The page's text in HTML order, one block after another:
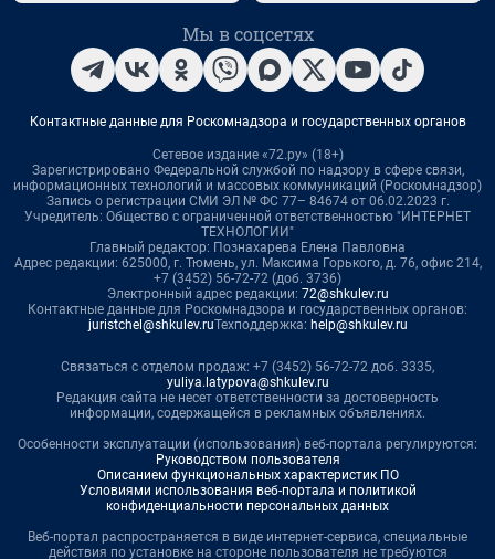
Мы в соцсетях
Контактные данные для Роскомнадзора и государственных органов
Сетевое издание «72.ру» (18+)
Зарегистрировано Федеральной службой по надзору в сфере связи,
информационных технологий и массовых коммуникаций (Роскомнадзор)
Запись о регистрации СМИ ЭЛ № ФС 77– 84674 от 06.02.2023 г.
Учредитель: Общество с ограниченной ответственностью "ИНТЕРНЕТ
ТЕХНОЛОГИИ"
Главный редактор: Познахарева Елена Павловна
Адрес редакции: 625000, г. Тюмень, ул. Максима Горького, д. 76, офис 214,
+7 (3452) 56-72-72 (доб. 3736)
Электронный адрес редакции: 72@shkulev.ru
Контактные данные для Роскомнадзора и государственных органов:
juristchel@shkulev.ruТехподдержка: help@shkulev.ru
Связаться с отделом продаж: +7 (3452) 56-72-72 доб. 3335,
yuliya.latypova@shkulev.ru
Редакция сайта не несет ответственности за достоверность
информации, содержащейся в рекламных объявлениях.
Особенности эксплуатации (использования) веб-портала регулируются:
Руководством пользователя
Описанием функциональных характеристик ПО
Условиями использования веб-портала и политикой
конфиденциальности персональных данных
Веб-портал распространяется в виде интернет-сервиса, специальные
действия по установке на стороне пользователя не требуются